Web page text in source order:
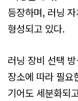
등장하며, 러닝
형성되고 있다.
러닝 장비 선택
장소에 따라 필요
기어도 세분화되